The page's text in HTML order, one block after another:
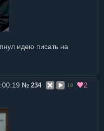
идею писать на
№ 234 10 2